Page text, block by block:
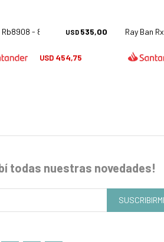
- 8061 USD 535,00
USD 454,75
Ray Ban
todas nuestras novedades!